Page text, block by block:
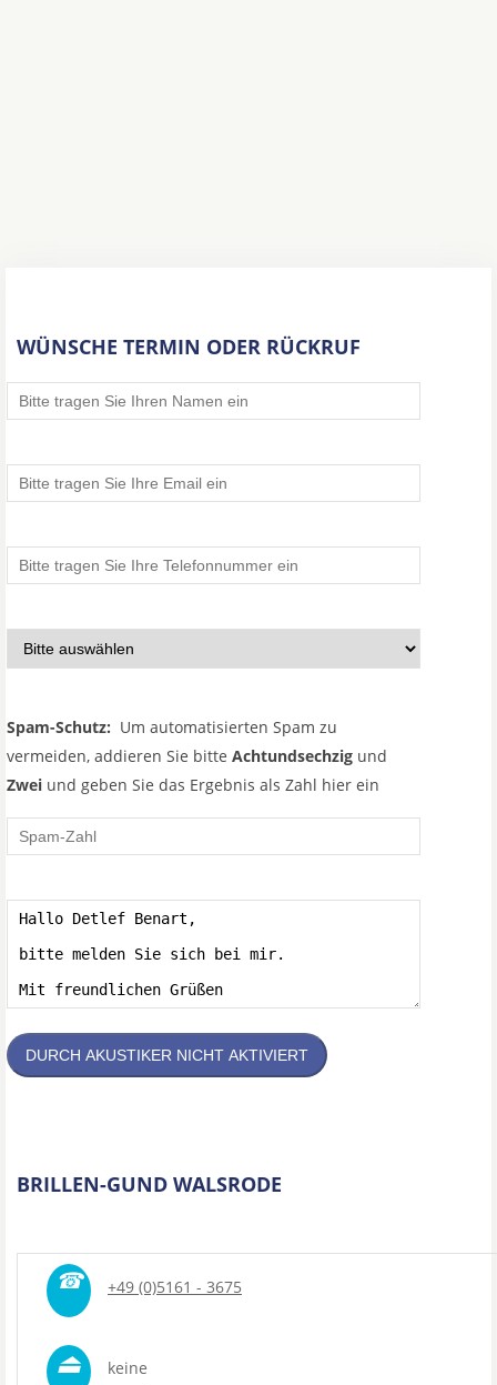
WÜNSCHE TERMIN ODER RÜCKRUF
Spam-Schutz: Um automatisierten Spam zu
vermeiden, addieren Sie bitte Achtundsechzig und
Zwei und geben Sie das Ergebnis als Zahl hier ein
DURCH AKUSTIKER NICHT AKTIVIERT
BRILLEN-GUND WALSRODE
☎ +49 (0)5161 - 3675
⏏
keine